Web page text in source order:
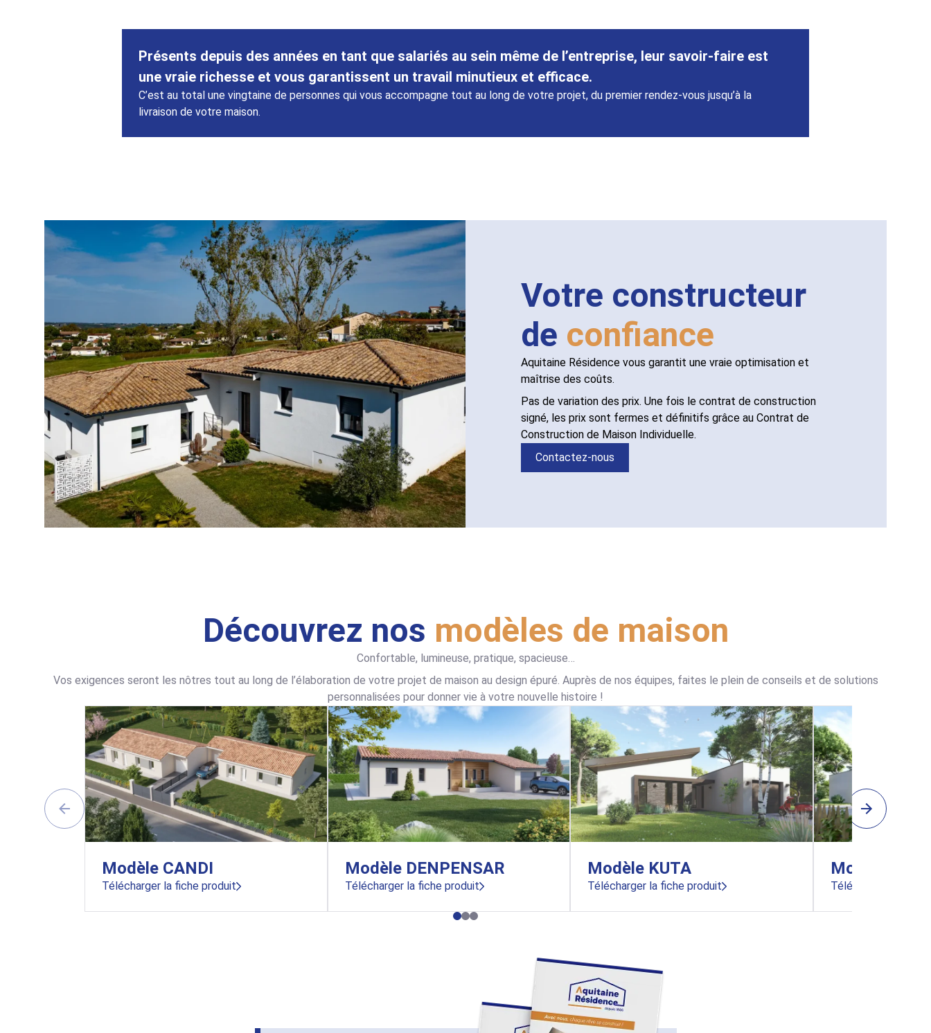
Présents depuis des années en tant que salariés au sein même de l’entreprise, leur savoir-faire est
une vraie richesse et vous garantissent un travail minutieux et efficace.
C’est au total une vingtaine de personnes qui vous accompagne tout au long de votre projet, du premier rendez-vous jusqu’à la
livraison de votre maison.
Votre constructeur
de confiance
Aquitaine Résidence vous garantit une vraie optimisation et
maîtrise des coûts.
Pas de variation des prix. Une fois le contrat de construction
signé, les prix sont fermes et définitifs grâce au Contrat de
Construction de Maison Individuelle.
Contactez-nous
Découvrez nos modèles de maison
Confortable, lumineuse, pratique, spacieuse…
Vos exigences seront les nôtres tout au long de l’élaboration de votre projet de maison au design épuré. Auprès de nos équipes, faites le plein de conseils et de solutions
personnalisées pour donner vie à votre nouvelle histoire !
Modèle CANDI
Télécharger la fiche produit
Modèle DENPENSAR
Télécharger la fiche produit
Modèle KUTA
Télécharger la fiche produit
Modèle
Télécharger la fiche